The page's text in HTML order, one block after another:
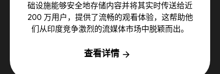
础设施能够安全地存储内容并将其实时传送给近
200 万用户，提供了流畅的观看体验，这帮助他
们从印度竞争激烈的流媒体市场中脱颖而出。
查看详情 arrow_forward